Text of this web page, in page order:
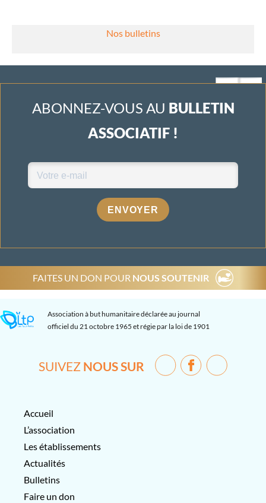
Nos bulletins
ABONNEZ-VOUS AU BULLETIN
ASSOCIATIF !
ENVOYER
FAITES UN DON POUR NOUS SOUTENIR
Association à but humanitaire déclarée au journal
officiel du 21 octobre 1965 et régie par la loi de 1901
SUIVEZ NOUS SUR
Accueil
L’association
Les établissements
Actualités
Bulletins
Faire un don